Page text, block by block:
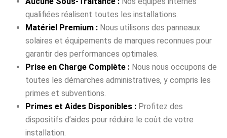
qualifiées réalisent toutes les installations.
Matériel Premium : Nous utilisons des panneaux
solaires et équipements de marques reconnues pour
garantir des performances optimales.
Prise en Charge Complète : Nous nous occupons de
toutes les démarches administratives, y compris les
primes et subventions.
Primes et Aides Disponibles : Profitez des
dispositifs d’aides pour réduire le coût de votre
installation.